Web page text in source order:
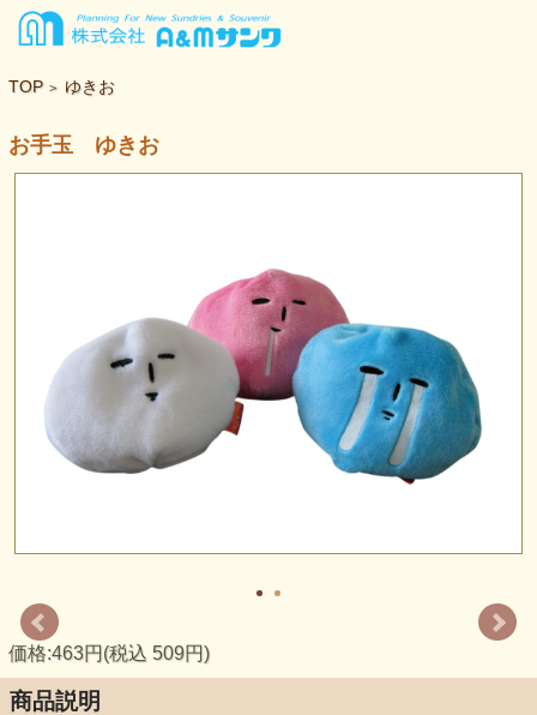
TOP > ゆきお
お手玉 ゆきお
価格:463円(税込 509円)
商品説明